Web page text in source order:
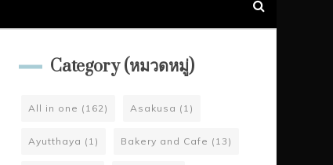
Category (หมวดหมู่)
All in one (162) Asakusa (1)
Ayutthaya (1) Bakery and Cafe (13)